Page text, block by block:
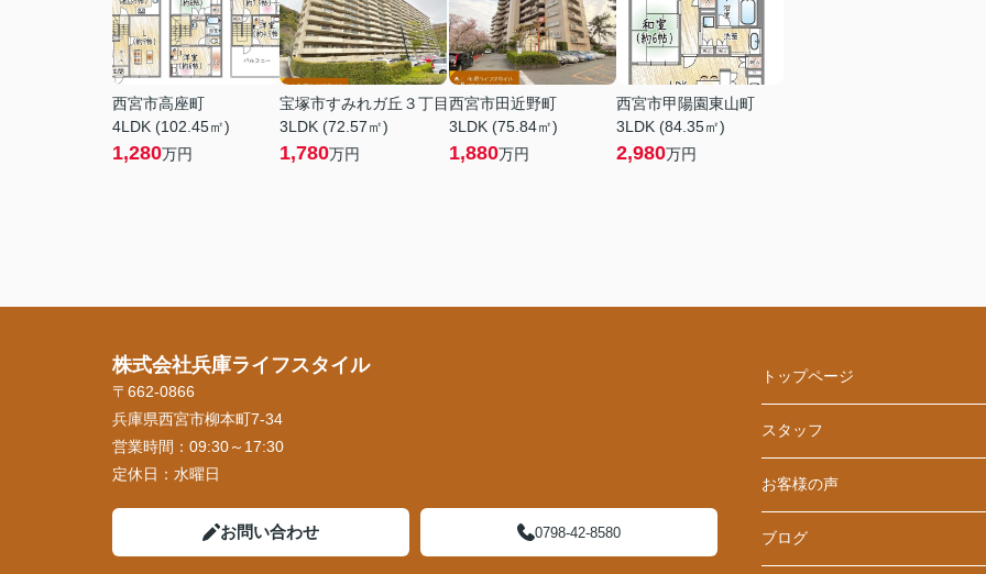
西宮市高座町
4LDK (102.45㎡)
1,280万円
宝塚市すみれガ丘３丁目
3LDK (72.57㎡)
1,780万円
西宮市田近野町
3LDK (75.84㎡)
1,880万円
西宮市甲陽園東山町
3LDK (84.35㎡)
2,980万円
株式会社兵庫ライフスタイル
〒662-0866
兵庫県西宮市柳本町7-34
営業時間： 09:30～17:30
定休日： 水曜日
お問い合わせ 0798-42-8580
トップページ
スタッフ
お客様の声
ブログ